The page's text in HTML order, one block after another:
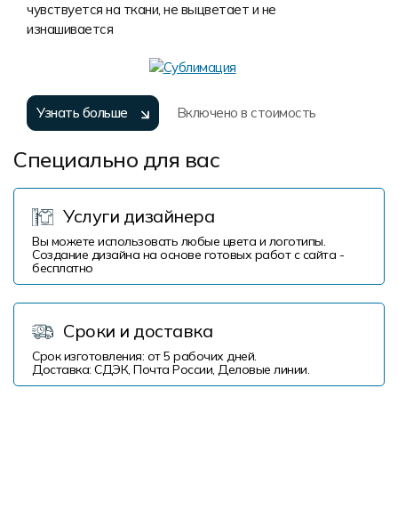
чувствуется на ткани, не выцветает и не
изнашивается
Узнать больше Включено в стоимость
Специально для вас
Услуги дизайнера
Вы можете использовать любые цвета и логотипы.
Создание дизайна на основе готовых работ с сайта -
бесплатно
Сроки и доставка
Срок изготовления: от 5 рабочих дней.
Доставка: СДЭК, Почта России, Деловые линии.